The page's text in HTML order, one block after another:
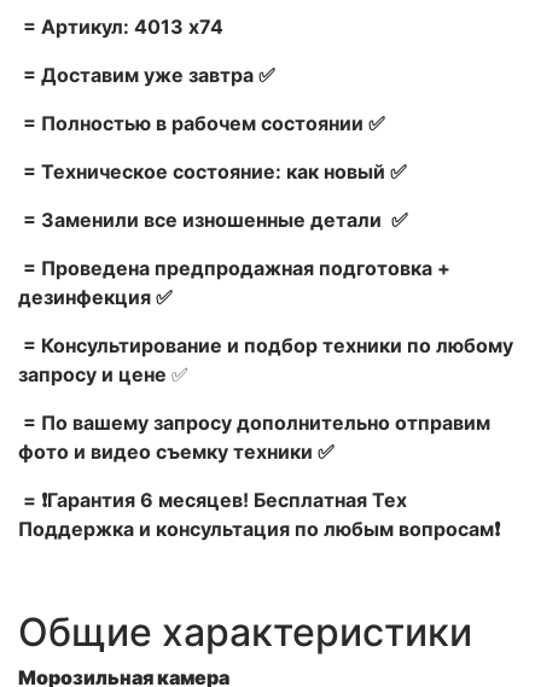
= Артикул: 4013 x74
= Доставим уже завтра ✅
= Полностью в рабочем состоянии ✅
= Техническое состояние: как новый ✅
= Заменили все изношенные детали ✅
= Проведена предпродажная подготовка +
дезинфекция ✅
= Консультирование и подбор техники по любому
запросу и цене ✅
= По вашему запросу дополнительно отправим
фото и видео съемку техники ✅
= ❗Гарантия 6 месяцев! Бесплатная Тех
Поддержка и консультация по любым вопросам❗
Общие характеристики
Морозильная камера